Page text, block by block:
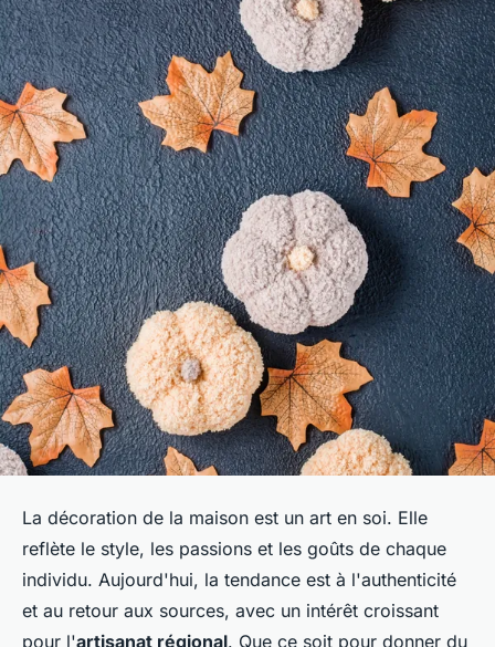
La décoration de la maison est un art en soi. Elle
reflète le style, les passions et les goûts de chaque
individu. Aujourd'hui, la tendance est à l'authenticité
et au retour aux sources, avec un intérêt croissant
pour l'artisanat régional. Que ce soit pour donner du